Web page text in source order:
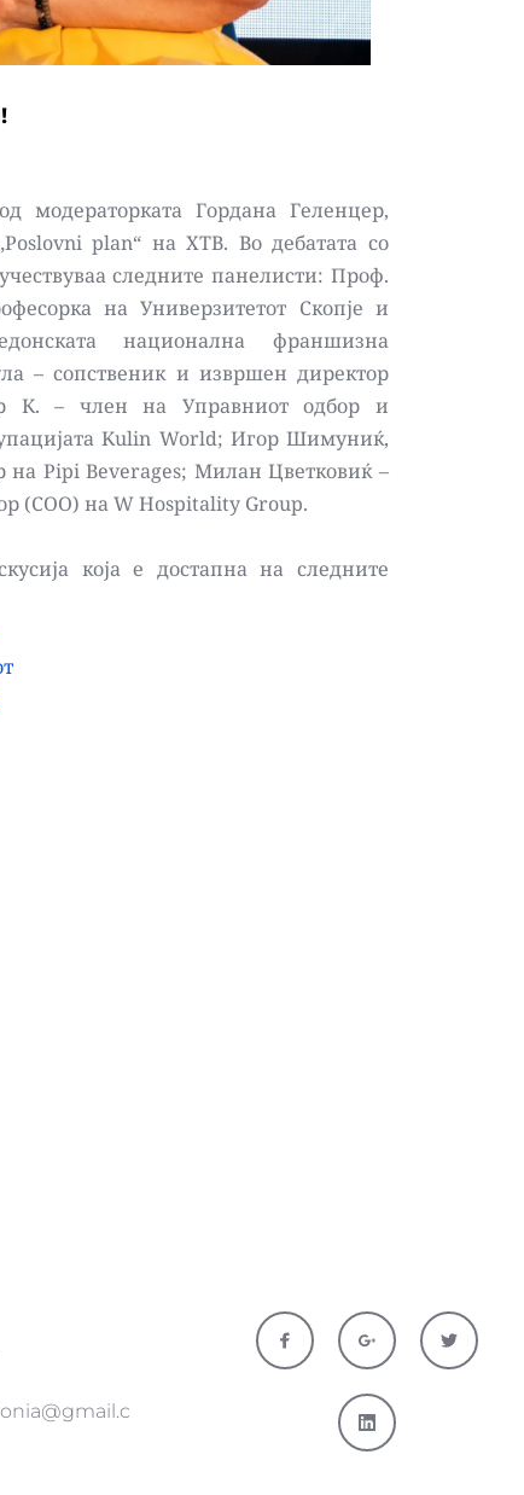
модераторката Гордана Геленцер,
plan“ на ХТВ. Во дебатата со
следните панелисти: Проф.
на Универзитетот Скопје и
национална франшизна
– сопственик и извршен директор
К. – член на Управниот одбор и
Kulin World; Игор Шимуниќ,
на Pipi Beverages; Милан Цветковиќ –
(COO) на W Hospitality Group.
која е достапна на следните